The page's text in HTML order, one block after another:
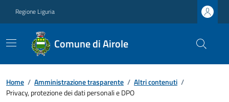
Regione Liguria
Comune di Airole
Home / Amministrazione trasparente / Altri contenuti /
Privacy, protezione dei dati personali e DPO